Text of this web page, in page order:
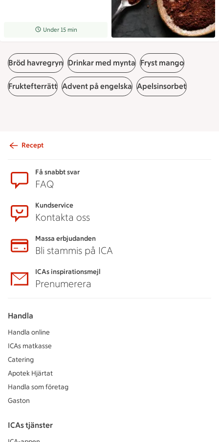
Receptet tar Under 15 min att tillaga
Under 15 min
Bröd havregryn Drinkar med mynta Fryst mango
Fruktefterrätt Advent på engelska Apelsinsorbet
Recept
Få snabbt svar
FAQ
Kundservice
Kontakta oss
Massa erbjudanden
Bli stammis på ICA
ICAs inspirationsmejl
Prenumerera
Handla
Handla online
ICAs matkasse
Catering
Apotek Hjärtat
Handla som företag
Gaston
ICAs tjänster